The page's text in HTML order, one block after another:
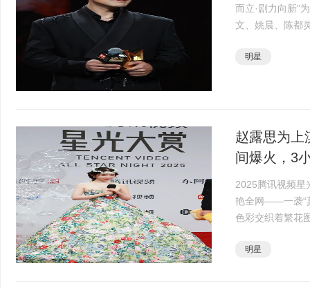
而立·剧力向新”
文、姚晨、陈都
剧领域备受瞩目
明星
赵露思为上
间爆火，3小
2025腾讯视频星
艳全网——一袭“
色彩交织着繁花
让“上淇红毯造型
明星